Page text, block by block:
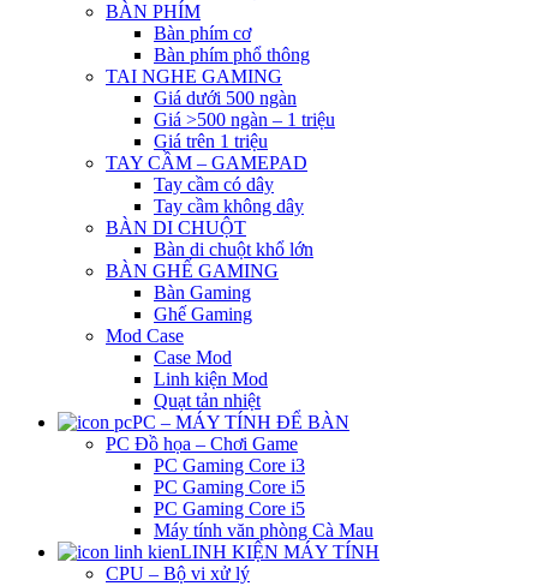
BÀN PHÍM
Bàn phím cơ
Bàn phím phổ thông
TAI NGHE GAMING
Giá dưới 500 ngàn
Giá >500 ngàn – 1 triệu
Giá trên 1 triệu
TAY CẦM – GAMEPAD
Tay cầm có dây
Tay cầm không dây
BÀN DI CHUỘT
Bàn di chuột khổ lớn
BÀN GHẾ GAMING
Bàn Gaming
Ghế Gaming
Mod Case
Case Mod
Linh kiện Mod
Quạt tản nhiệt
PC – MÁY TÍNH ĐỂ BÀN
PC Đồ họa – Chơi Game
PC Gaming Core i3
PC Gaming Core i5
PC Gaming Core i5
Máy tính văn phòng Cà Mau
LINH KIỆN MÁY TÍNH
CPU – Bộ vi xử lý